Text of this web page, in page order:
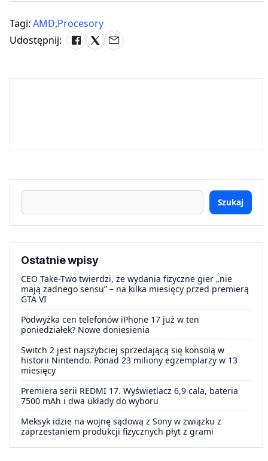
Tagi: AMD,Procesory
Udostępnij:
Szukaj
Ostatnie wpisy
CEO Take-Two twierdzi, że wydania fizyczne gier „nie
mają żadnego sensu” – na kilka miesięcy przed premierą
GTA VI
Podwyżka cen telefonów iPhone 17 już w ten
poniedziałek? Nowe doniesienia
Switch 2 jest najszybciej sprzedającą się konsolą w
historii Nintendo. Ponad 23 miliony egzemplarzy w 13
miesięcy
Premiera serii REDMI 17. Wyświetlacz 6,9 cala, bateria
7500 mAh i dwa układy do wyboru
Meksyk idzie na wojnę sądową z Sony w związku z
zaprzestaniem produkcji fizycznych płyt z grami